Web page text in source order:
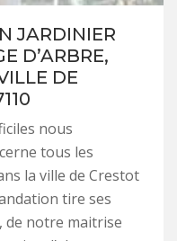
JARDINIER
D’ARBRE,
DE
nous
tous les
la ville de Crestot
tire ses
de notre maitrise